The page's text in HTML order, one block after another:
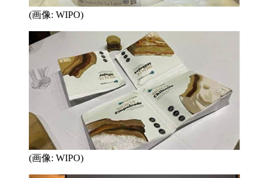
(画像: WIPO)
(画像: WIPO)